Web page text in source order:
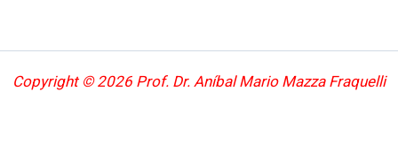
Copyright © 2026 Prof. Dr. Aníbal Mario Mazza Fraquelli